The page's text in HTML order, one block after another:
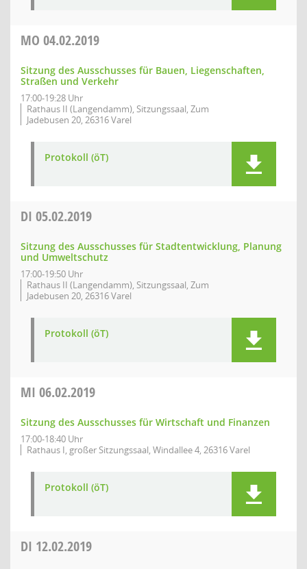
MO 04.02.2019
Sitzung des Ausschusses für Bauen, Liegenschaften,
Straßen und Verkehr
17:00-19:28 Uhr
Rathaus II (Langendamm), Sitzungssaal, Zum
Jadebusen 20, 26316 Varel
Protokoll (öT)
DI 05.02.2019
Sitzung des Ausschusses für Stadtentwicklung, Planung
und Umweltschutz
17:00-19:50 Uhr
Rathaus II (Langendamm), Sitzungssaal, Zum
Jadebusen 20, 26316 Varel
Protokoll (öT)
MI 06.02.2019
Sitzung des Ausschusses für Wirtschaft und Finanzen
17:00-18:40 Uhr
Rathaus I, großer Sitzungssaal, Windallee 4, 26316 Varel
Protokoll (öT)
DI 12.02.2019